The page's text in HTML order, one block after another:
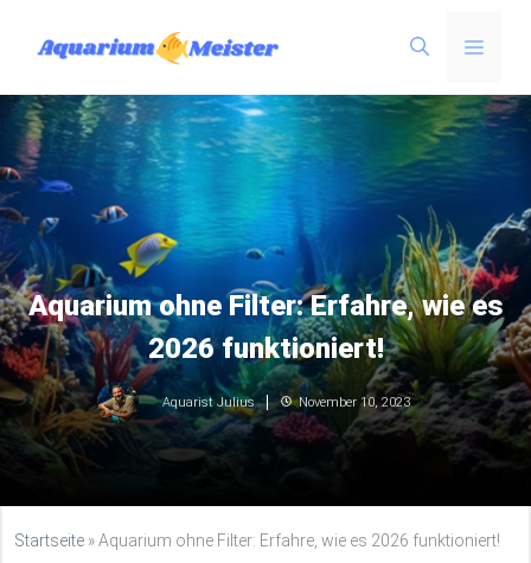
Inhalt
Menü
Aquarium ohne Filter: Erfahre, wie es
2026 funktioniert!
Aquarist Julius November 10, 2023
Startseite »Aquarium ohne Filter: Erfahre, wie es 2026 funktioniert!